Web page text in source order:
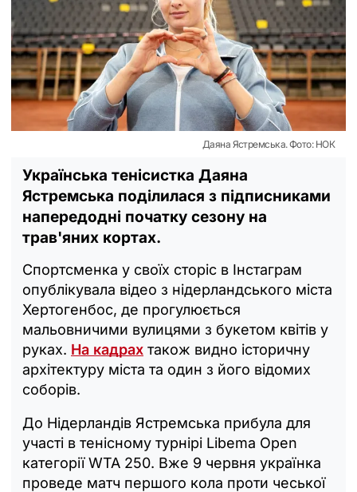
Даяна Ястремська. Фото: НОК
Українська тенісистка Даяна
Ястремська поділилася з підписниками
напередодні початку сезону на
трав'яних кортах.
Спортсменка у своїх сторіс в Інстаграм
опублікувала відео з нідерландського міста
Хертогенбос, де прогулюється
мальовничими вулицями з букетом квітів у
руках. На кадрах також видно історичну
архітектуру міста та один з його відомих
соборів.
До Нідерландів Ястремська прибула для
участі в тенісному турнірі Libema Open
категорії WTA 250. Вже 9 червня українка
проведе матч першого кола проти чеської